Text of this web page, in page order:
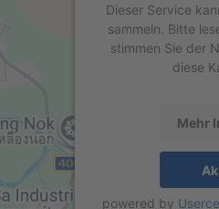
Dieser Service
sammeln. Bitte
stimmen Sie der
diese
Mehr
powered by